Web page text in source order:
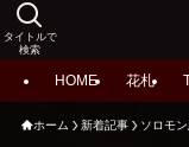
タイトルで
検索
HOME 花札
ホーム 新着記事 ソロモ